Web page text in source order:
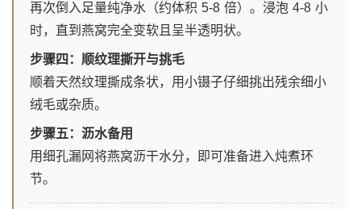
再次倒入足量纯净水（约体积 5-8 倍）。浸泡 4-8 小
时，直到燕窝完全变软且呈半透明状。
步骤四：顺纹理撕开与挑毛
顺着天然纹理撕成条状，用小镊子仔细挑出残余细小
绒毛或杂质。
步骤五：沥水备用
用细孔漏网将燕窝沥干水分，即可准备进入炖煮环
节。